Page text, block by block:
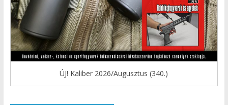
ÚJ! Kaliber 2026/Augusztus (340.)